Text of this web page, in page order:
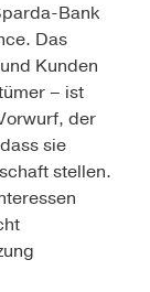
Bank
Das
Kunden
– ist
der
sie
stellen.